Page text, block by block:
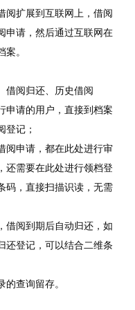
阅扩展到互联网上，借阅
申请，然后通过互联网在
。
借阅归还、历史借阅
申请的用户，直接到档案
登记；
阅申请，都在此处进行审
还需要在此处进行领档登
码，直接扫描识读，无需
借阅到期后自动归还，如
还登记，可以结合二维条
的查询留存。